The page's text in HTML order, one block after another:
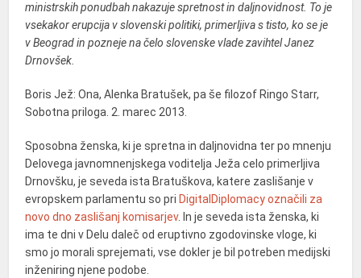
ministrskih ponudbah nakazuje spretnost in daljnovidnost. To je
vsekakor erupcija v slovenski politiki, primerljiva s tisto, ko se je
v Beograd in pozneje na čelo slovenske vlade zavihtel Janez
Drnovšek.
Boris Jež: Ona, Alenka Bratušek, pa še filozof Ringo Starr,
Sobotna priloga. 2. marec 2013.
Sposobna ženska, ki je spretna in daljnovidna ter po mnenju
Delovega javnomnenjskega voditelja Ježa celo primerljiva
Drnovšku, je seveda ista Bratuškova, katere zaslišanje v
evropskem parlamentu so pri DigitalDiplomacy označili za
novo dno zaslišanj komisarjev. In je seveda ista ženska, ki
ima te dni v Delu daleč od eruptivno zgodovinske vloge, ki
smo jo morali sprejemati, vse dokler je bil potreben medijski
inženiring njene podobe.